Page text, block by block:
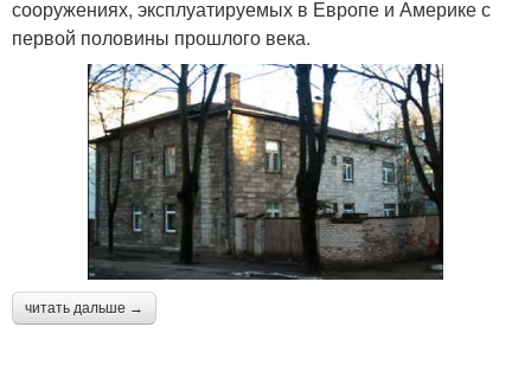
сооружениях, эксплуатируемых в Европе и Америке с
первой половины прошлого века.
читать дальше →